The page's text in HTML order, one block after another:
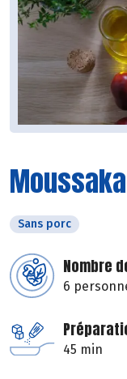
Sans porc
Nombre
6
45 min